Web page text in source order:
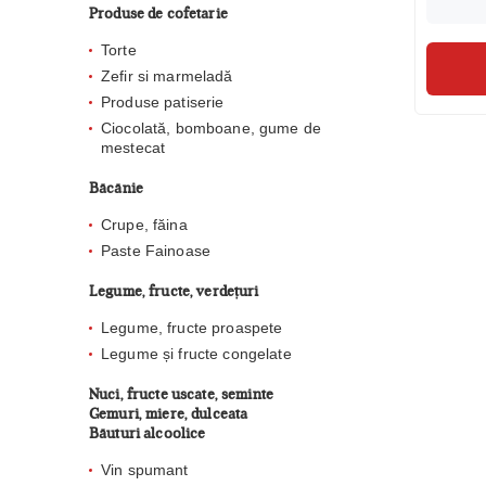
Produse de cofetarie
Torte
Zefir si marmeladă
Produse patiserie
Ciocolată, bomboane, gume de
mestecat
Băcănie
Crupe, făina
Paste Fainoase
Legume, fructe, verdețuri
Legume, fructe proaspete
Legume și fructe congelate
Nuci, fructe uscate, seminte
Gemuri, miere, dulceata
Băuturi alcoolice
Vin spumant